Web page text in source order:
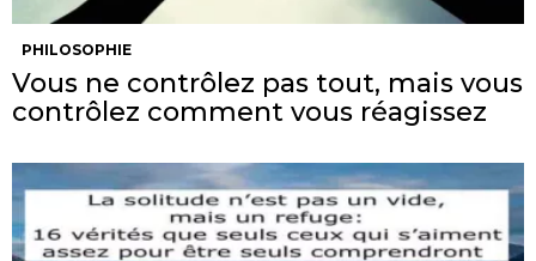
PHILOSOPHIE
Vous ne contrôlez pas tout, mais vous
contrôlez comment vous réagissez